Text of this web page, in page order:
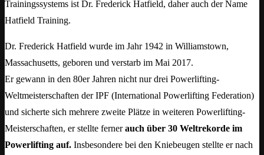
Trainingssystems ist Dr. Frederick Hatfield, daher auch der Name
Hatfield Training.
Dr. Frederick Hatfield wurde im Jahr 1942 in Williamstown,
Massachusetts, geboren und verstarb im Mai 2017.
Er gewann in den 80er Jahren nicht nur drei Powerlifting-
Weltmeisterschaften der IPF (International Powerlifting Federation)
und sicherte sich mehrere zweite Plätze in weiteren Powerlifting-
Meisterschaften, er stellte fernerauch über 30 Weltrekorde im
Powerlifting auf. Insbesondere bei den Kniebeugen stellte er nach